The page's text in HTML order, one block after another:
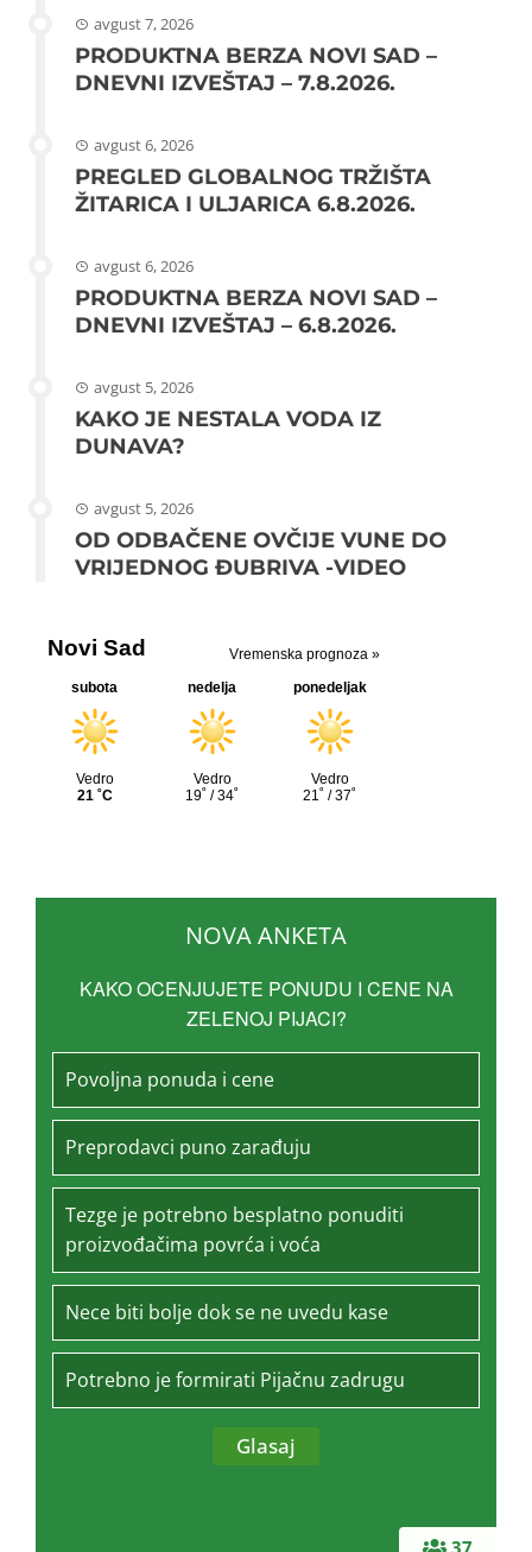
avgust 7, 2026
PRODUKTNA BERZA NOVI SAD –
DNEVNI IZVEŠTAJ – 7.8.2026.
avgust 6, 2026
PREGLED GLOBALNOG TRŽIŠTA
ŽITARICA I ULJARICA 6.8.2026.
avgust 6, 2026
PRODUKTNA BERZA NOVI SAD –
DNEVNI IZVEŠTAJ – 6.8.2026.
avgust 5, 2026
KAKO JE NESTALA VODA IZ
DUNAVA?
avgust 5, 2026
OD ODBAČENE OVČIJE VUNE DO
VRIJEDNOG ĐUBRIVA -VIDEO
37
NOVA ANKETA
KAKO OCENJUJETE PONUDU I CENE NA
ZELENOJ PIJACI?
Povoljna ponuda i cene
Preprodavci puno zarađuju
Tezge je potrebno besplatno ponuditi
proizvođačima povrća i voća
Nece biti bolje dok se ne uvedu kase
Potrebno je formirati Pijačnu zadrugu